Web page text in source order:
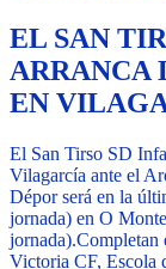
EL SAN
ARRANCA
EN
El San Tirso SD
Vilagarcía ante el
Dépor será en la
jornada) en O
jornada).Completan
Victoria CF, Escola